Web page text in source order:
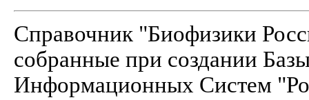
Справочник "Биофизики
собранные при создании
Информационных Систем